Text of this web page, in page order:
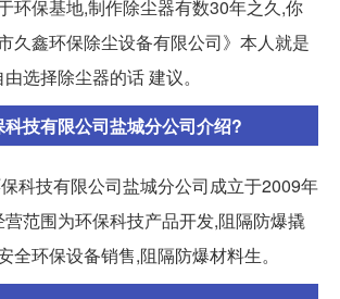
环保基地,制作除尘器有数30年之久,你
久鑫环保除尘设备有限公司》本人就是
选择除尘器的话 建议。
技有限公司盐城分公司介绍?
科技有限公司盐城分公司成立于2009年
范围为环保科技产品开发,阻隔防爆撬
全环保设备销售,阻隔防爆材料生。